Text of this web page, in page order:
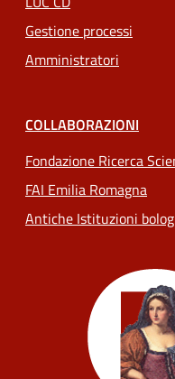
Gestione processi
Amministratori
COLLABORAZIONI
Fondazione Ricerca
FAI Emilia Romagna
Antiche Istituzioni